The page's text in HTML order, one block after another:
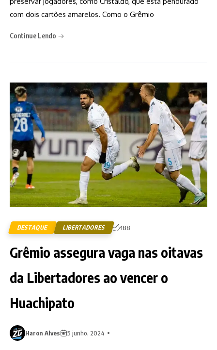
com dois cartões amarelos. Como o Grêmio
Continue Lendo
DESTAQUE LIBERTADORES 188
Grêmio assegura vaga nas oitavas
da Libertadores ao vencer o
Huachipato
Haron Alves 5 junho, 2024